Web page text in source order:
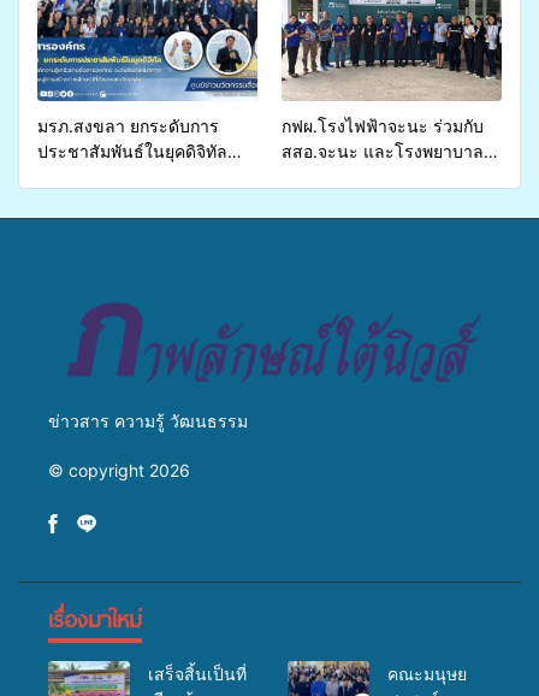
ส่งผู้ทุพพลภาพเพื่อเข้ารับ
บริการสาธารณสุข ลดความ
เหลื่อมล้ำ ยกระดับคุณภาพ
ชีวิตประชาชนอย่างยั่งยืน
มรภ.สงขลา ยกระดับการ
ประชาสัมพันธ์ในยุคดิจิทัล
กฟผ.โรงไฟฟ้าจะนะ ร่วมกับ
สสอ.จะนะ และโรงพยาบาล
ข่าวสาร ความรู้ วัฒนธรรม
© copyright 2026
เรื่องมาใหม่
เสร็จสิ้นเป็นที่
คณะมนุษย